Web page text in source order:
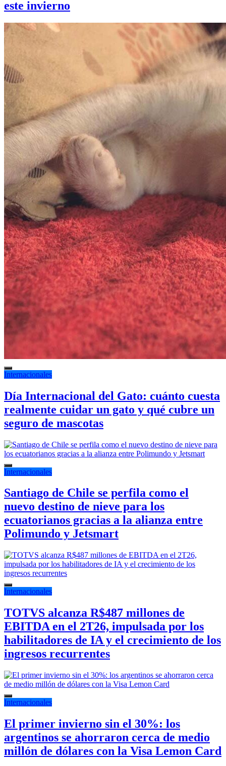
este invierno
Internacionales
Día Internacional del Gato: cuánto cuesta
realmente cuidar un gato y qué cubre un
seguro de mascotas
Internacionales
Santiago de Chile se perfila como el
nuevo destino de nieve para los
ecuatorianos gracias a la alianza entre
Polimundo y Jetsmart
Internacionales
TOTVS alcanza R$487 millones de
EBITDA en el 2T26, impulsada por los
habilitadores de IA y el crecimiento de los
ingresos recurrentes
Internacionales
El primer invierno sin el 30%: los
argentinos se ahorraron cerca de medio
millón de dólares con la Visa Lemon Card